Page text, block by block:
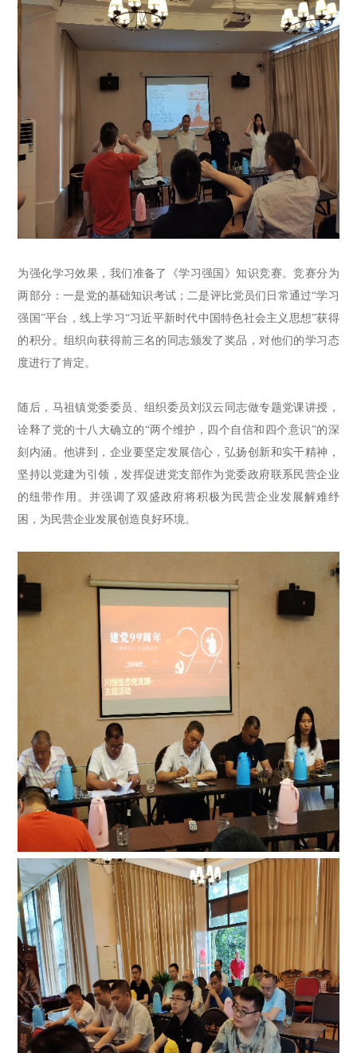
为强化学习效果 ，我们准备了《学习强国》知识竞赛。竞赛分为
两部分：一是党的基础知识考试；二是评比党员们日常通过“学习
强国”平台，线上学习 “习近平新时代中国特色社会主义思想”获得
的积分。组织 向获得前三名的同志颁发了奖品 ，对他们的学习态
度进行了肯定。
随后， 马祖镇党委委员、组织委员刘汉云同志做专题党课讲授 ，
诠释了党的十八大确立的“两个维护，四个自信和四个意识”的深
刻内涵。他讲到， 企业要坚定发展信心，弘扬创新和实干精神，
坚持以党建为引领，发挥促进党支部作为党委政府联系民营企业
的纽带作用。 并强调了双盛政府将积极为民营企业发展解难纾
困，为民营企业发展创造良好环境。